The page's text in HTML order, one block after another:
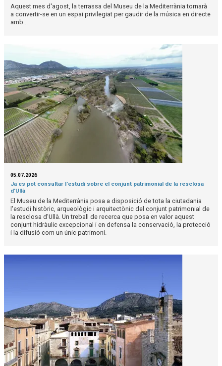
Aquest mes d'agost, la terrassa del Museu de la Mediterrània tornarà
a convertir-se en un espai privilegiat per gaudir de la música en directe
amb...
05.07.2026
Ja es pot consultar l'estudi sobre el conjunt patrimonial de la resclosa
d'Ullà
El Museu de la Mediterrània posa a disposició de tota la ciutadania
l'estudi històric, arqueològic i arquitectònic del conjunt patrimonial de
la resclosa d'Ullà. Un treball de recerca que posa en valor aquest
conjunt hidràulic excepcional i en defensa la conservació, la protecció
i la difusió com un únic patrimoni.